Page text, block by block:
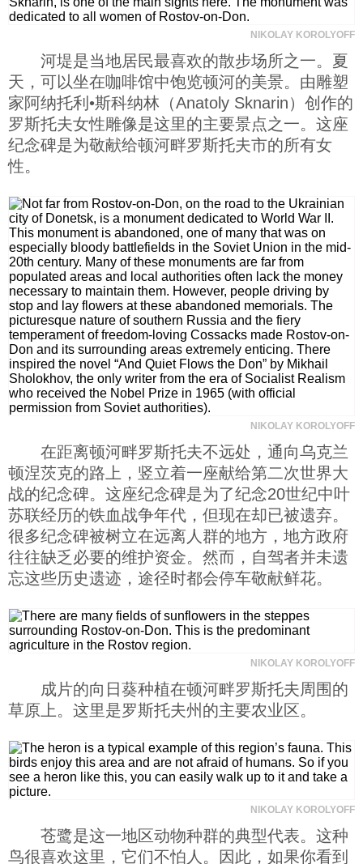
NIKOLAY KOROLYOFF
河堤是当地居民最喜欢的散步场所之一。夏
天，可以坐在咖啡馆中饱览顿河的美景。由雕塑
家阿纳托利•斯科纳林（Anatoly Sknarin）创作的
罗斯托夫女性雕像是这里的主要景点之一。这座
纪念碑是为敬献给顿河畔罗斯托夫市的所有女
性。
NIKOLAY KOROLYOFF
在距离顿河畔罗斯托夫不远处，通向乌克兰
顿涅茨克的路上，竖立着一座献给第二次世界大
战的纪念碑。这座纪念碑是为了纪念20世纪中叶
苏联经历的铁血战争年代，但现在却已被遗弃。
很多纪念碑被树立在远离人群的地方，地方政府
往往缺乏必要的维护资金。然而，自驾者并未遗
忘这些历史遗迹，途径时都会停车敬献鲜花。
NIKOLAY KOROLYOFF
成片的向日葵种植在顿河畔罗斯托夫周围的
草原上。这里是罗斯托夫州的主要农业区。
NIKOLAY KOROLYOFF
苍鹭是这一地区动物种群的典型代表。这种
鸟很喜欢这里，它们不怕人。因此，如果你看到